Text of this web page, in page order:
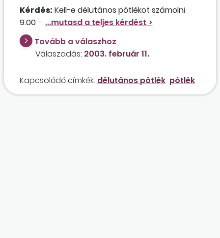
Kérdés: Kell-e délutános pótlékot számolni
9.00 – 19.00 óráig nyitva tartó üzletben?
Tovább a válaszhoz
Válaszadás: 2003. február 11.
Kapcsolódó címkék: délutános pótlék pótlék